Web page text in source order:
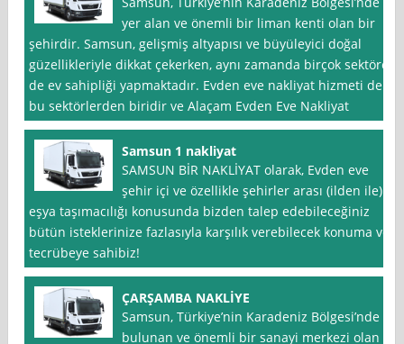
yer alan ve önemli bir liman kenti olan bir
şehirdir. Samsun, gelişmiş altyapısı ve büyüleyici doğal
güzellikleriyle dikkat çekerken, aynı zamanda birçok sektöre
de ev sahipliği yapmaktadır. Evden eve nakliyat hizmeti de
bu sektörlerden biridir ve Alaçam Evden Eve Nakliyat
Samsun 1 nakliyat
SAMSUN BİR NAKLİYAT olarak, Evden eve
şehir içi ve özellikle şehirler arası (ilden ile)
eşya taşımacılığı konusunda bizden talep edebileceğiniz
bütün isteklerinize fazlasıyla karşılık verebilecek konuma ve
tecrübeye sahibiz!
ÇARŞAMBA NAKLİYE
Samsun, Türkiye’nin Karadeniz Bölgesi’nde
bulunan ve önemli bir sanayi merkezi olan